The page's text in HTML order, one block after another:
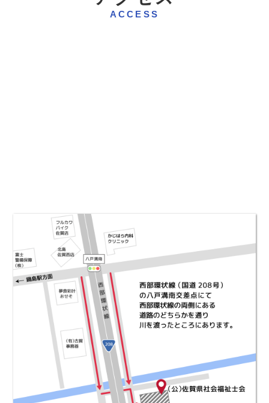
ACCESS